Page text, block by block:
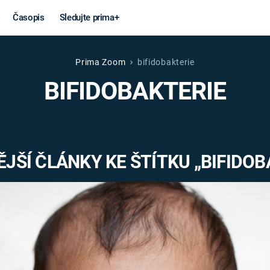
Časopis Sledujte prima+
Věda a
technika
MARS
Války
VÁLEČNÉ
Záhady a
Prima Zoom bifidobakterie
BIFIDOBAKTERIE
ČLÁNKY KE ŠTÍTKU